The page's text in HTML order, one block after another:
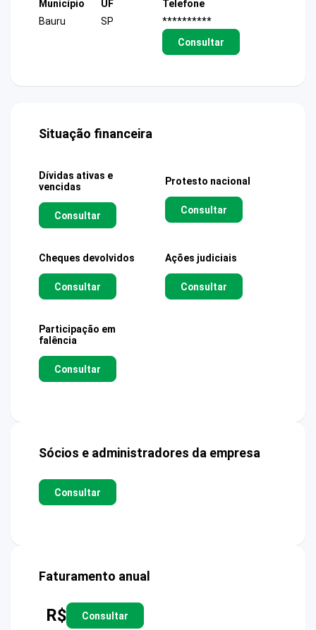
Município
Bauru
UF
SP
Telefone
**********
Consultar
Situação financeira
Dívidas ativas e
vencidas
Consultar
Protesto nacional
Consultar
Cheques devolvidos
Consultar
Ações judiciais
Consultar
Participação em
falência
Consultar
Sócios e administradores da empresa
Consultar
Faturamento anual
R$ Consultar